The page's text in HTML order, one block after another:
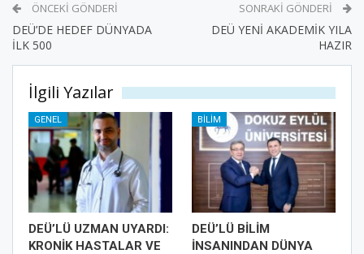
ÖNCEKI GÖNDERI
DEÜ’DE HEDEF DÜNYADA
İLK 500
SONRAKI GÖNDERI
DEÜ YENİ AKADEMİK YILA
HAZIR
İlgili Yazılar
GENEL
DEÜ’LÜ UZMAN UYARDI:
KRONİK HASTALAR VE
BILIM
DEÜ’LÜ BİLİM
İNSANINDAN DÜNYA